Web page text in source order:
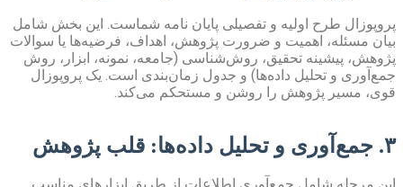
پروپوزال طرح اولیه و تفصیلی پایان نامه شماست. این بخش شامل
بیان مسئله، اهمیت و ضرورت پژوهش، اهداف، فرضیه‌ها یا سوالات
پژوهش، پیشینه تحقیق، روش‌شناسی (جامعه، نمونه، ابزار، روش
جمع‌آوری و تحلیل داده‌ها) و جدول زمان‌بندی است. یک پروپوزال
قوی، مسیر پژوهش را روشن و مستحکم می‌کند.
۳. جمع‌آوری و تحلیل داده‌ها: قلب پژوهش